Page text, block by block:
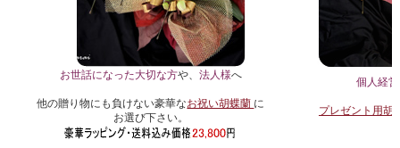
お世話になった大切な方や、 法人様へ
他の贈り物にも負けない豪華なお祝い胡蝶蘭 に
お選び下さい。
個人経
プレゼント用胡